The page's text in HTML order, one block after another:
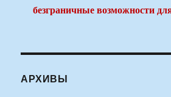
безграничные возможности
АРХИВЫ